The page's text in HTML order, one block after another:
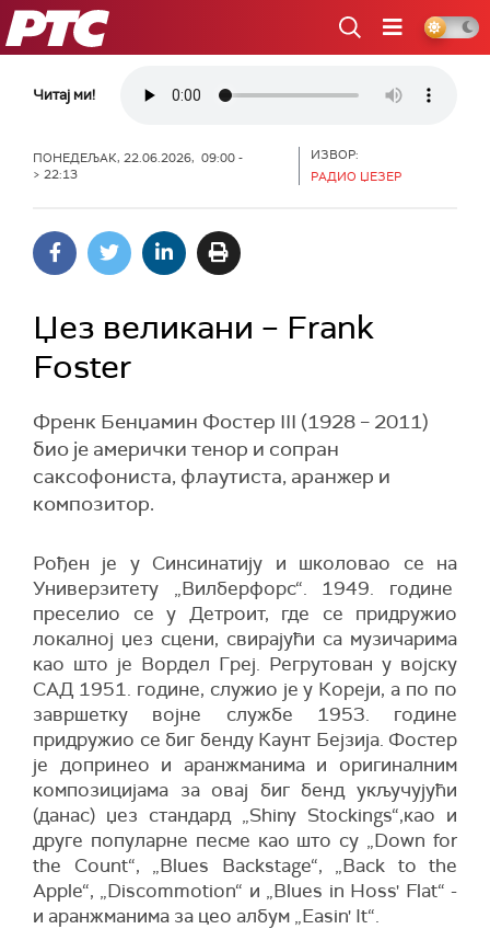
РТС
Читај ми!
ПОНЕДЕЉАК, 22.06.2026, 09:00 -
> 22:13
ИЗВОР:
РАДИО ЏЕЗЕР
Џез великани – Frank
Foster
Френк Бенџамин Фостер III (1928 – 2011)
био је амерички тенор и сопран
саксофониста, флаутиста, аранжер и
композитор.
Рођен је у Синсинатију и школовао се на
Универзитету „Вилберфорс“. 1949. године
преселио се у Детроит, где се придружио
локалној џез сцени, свирајући са музичарима
као што је Вордел Греј. Регрутован у војску
САД 1951. године, служио је у Кореји, а по по
завршетку војне службе 1953. године
придружио се биг бенду Каунт Бејзија. Фостер
је допринео и аранжманима и оригиналним
композицијама за овај биг бенд укључујући
(данас) џез стандард „Shiny Stockings“,као и
друге популарне песме као што су „Down for
the Count“, „Blues Backstage“, „Back to the
Apple“, „Discommotion“ и „Blues in Hoss' Flat“ -
и аранжманима за цео албум „Easin' It“.